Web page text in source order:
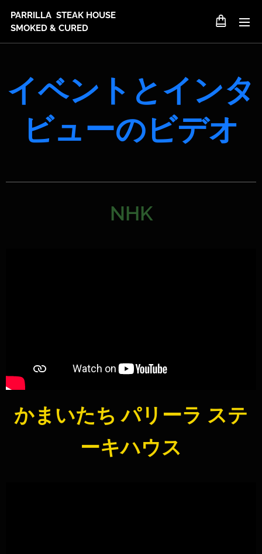
PARRILLA STEAK HOUSE
SMOKED & CURED
イベントとインタ
ビューのビデオ
NHK
かまいたち パリーラ ステ
ーキハウス